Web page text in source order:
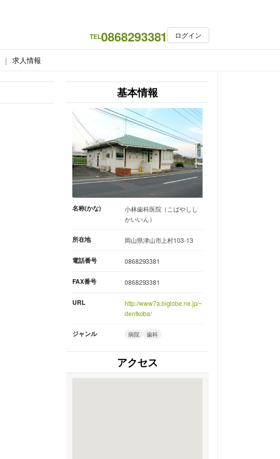
TEL0868293381 ログイン
求人情報
基本情報
名称(かな)
小林歯科医院（こばやしし
かいいん）
所在地 岡山県津山市上村103-13
電話番号 0868293381
FAX番号 0868293381
URL
http://www7a.biglobe.ne.jp/~
dentkoba/
ジャンル 病院 歯科
アクセス